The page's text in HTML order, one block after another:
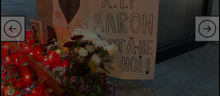
Ciclism
Alte sporturi
JO 2024
JO 2026